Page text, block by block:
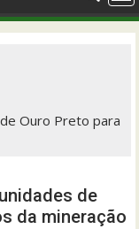
Ouro Preto para
de
da mineração